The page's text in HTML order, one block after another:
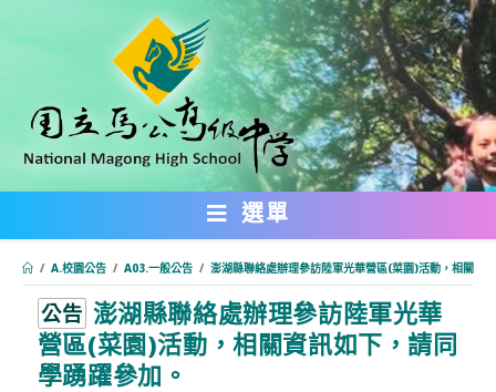
內
選單
/ A.校園公告 / A03.一般公告 / 澎湖縣聯絡處辦理參訪陸軍光華營區(菜園)活動，相關資
公告 澎湖縣聯絡處辦理參訪陸軍光華
營區(菜園)活動，相關資訊如下，請同
學踴躍參加。